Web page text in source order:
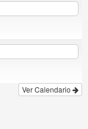
Ver Calendario